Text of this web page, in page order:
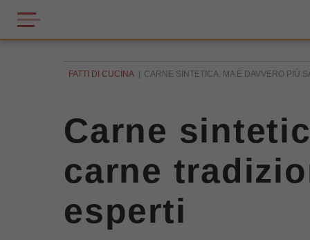
FATTI DI CUCINA CARNE SINTETICA, MA È DAVVERO PIÙ
Carne
carne
esperti